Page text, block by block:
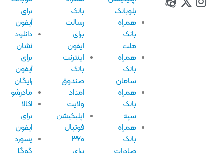
بلوبانک
همراه
همراه
سامان
همراه
همراه
رسالت
ایفون
اینترنت
صندوق
امداد
ولایت
اپلیکیشن
فوتبال
آیفون
دانلود
نشان
آیفون
رایگان
مادرشو
اکالا
ایفون
پسورد